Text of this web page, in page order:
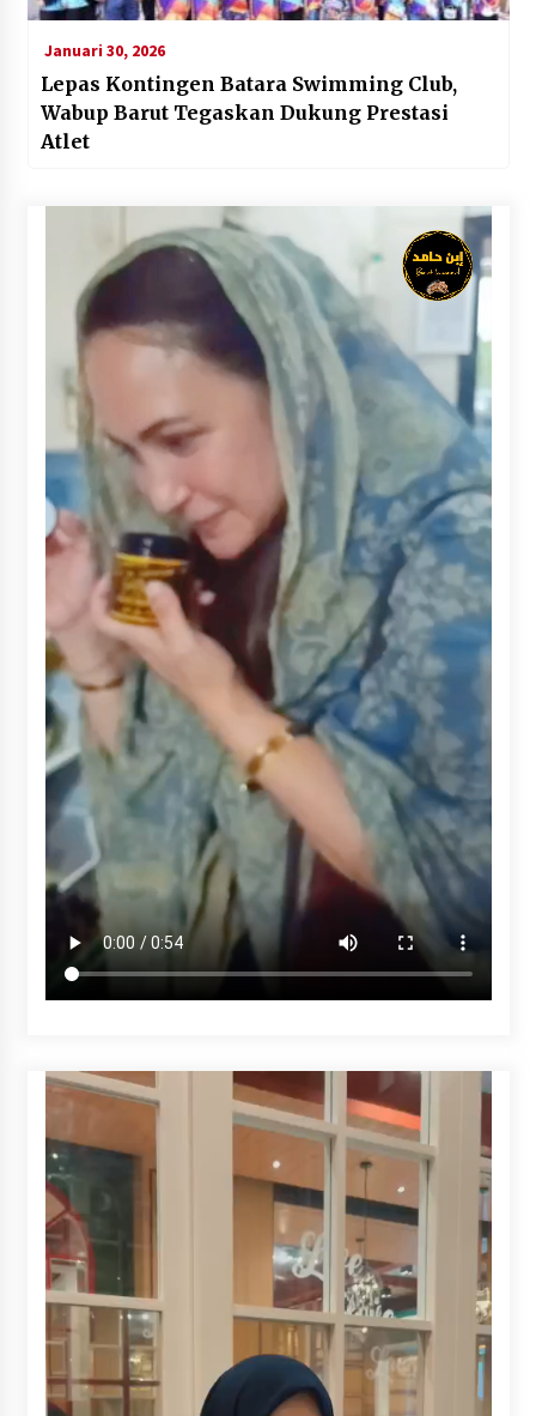
Januari 30, 2026
Lepas Kontingen Batara Swimming Club,
Wabup Barut Tegaskan Dukung Prestasi
Atlet